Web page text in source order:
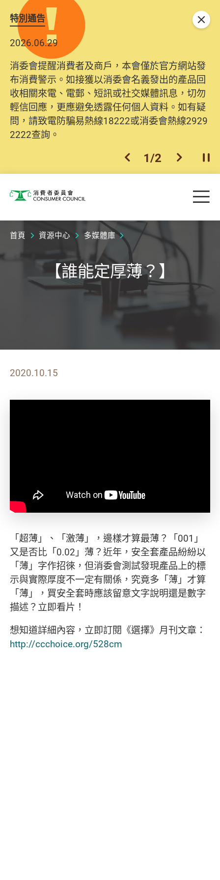
特別通告
2026.06.29
消委會提醒消費者及商戶，本會僅於官方網站發
布消費警示。如接獲以消委會名義發出的產品回
收相關來電、電郵、短訊或社交媒體訊息，切勿
輕信回應，更應避免透露任何個人資料。如有疑
問，請致電防騙易熱線18222或消委會熱線2929
2222查詢。
上一個
1/2 下一個開
關閉
消費者委員會 目
首頁 資源中心 多媒體庫
【誰能定厚薄？】
2020.10.15
「超薄」、「激薄」，邊樣才算最薄？「001」
又是否比「0.02」薄？近年，安全套產品紛紛以
「薄」字作招徠，但消委會測試發現產品上的標
示與實際厚度不一定有關係，究竟多「薄」才算
「薄」，買安全套時應該留意文字說明還是數字
描述？立即看片！
想知道詳細內容，立即訂閱《選擇》月刊文章：
http://ccchoice.org/528cm